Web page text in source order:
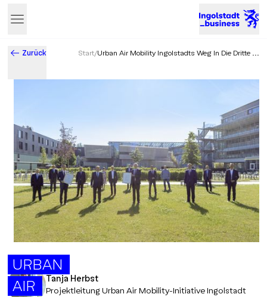
Zurück Start/Urban Air Mobility Ingolstadts Weg In Die Dritte ...
URBAN
AIR
Tanja Herbst
Projektleitung Urban Air Mobility-Initiative Ingolstadt